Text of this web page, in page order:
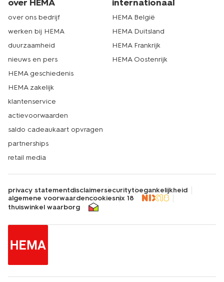
over HEMA
over ons bedrijf
werken bij HEMA
duurzaamheid
nieuws en pers
HEMA geschiedenis
HEMA zakelijk
klantenservice
actievoorwaarden
saldo cadeaukaart opvragen
partnerships
retail media
internationaal
HEMA België
HEMA Duitsland
HEMA Frankrijk
HEMA Oostenrijk
privacy statementdisclaimersecuritytoegankelijkheid
algemene voorwaardencookiesnix 18
thuiswinkel waarborg